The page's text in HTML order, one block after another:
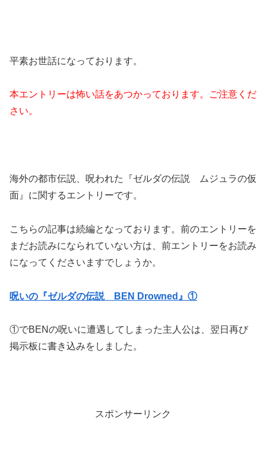
平素お世話になっております。
本エントリーは怖い話をあつかっております。ご注意くだ
さい。
海外の都市伝説、呪われた『ゼルダの伝説 ムジュラの仮
面』に関するエントリーです。
こちらの記事は続編となっております。前のエントリーを
まだお読みになられていない方は、前エントリーをお読み
になってくださいますでしょうか。
呪いの『ゼルダの伝説 BEN Drowned』①
①でBENの呪いに遭遇してしまった主人公は、翌日再び
掲示板に書き込みをしました。
スポンサーリンク